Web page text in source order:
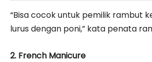
“Bisa cocok untuk pemilik rambut
lurus dengan poni,” kata penata
2. French Manicure